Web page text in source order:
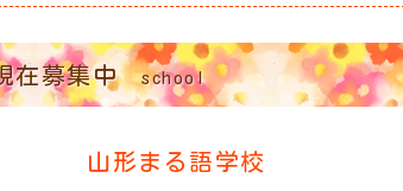
在募集中 school
山形まる語学校